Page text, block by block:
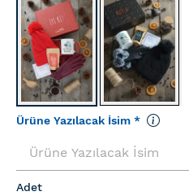
Ürüne Yazılacak İsim *
Adet